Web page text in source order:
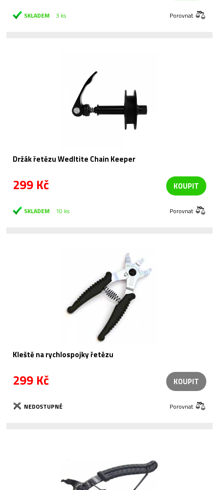
SKLADEM 3 ks Porovnat
Držák řetězu Wedltite Chain Keeper
299 Kč KOUPIT
SKLADEM 10 ks Porovnat
Kleště na rychlospojky řetězu
299 Kč KOUPIT
NEDOSTUPNÉ Porovnat